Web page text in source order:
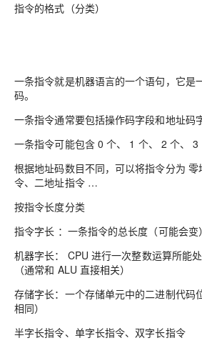
指令的格式（分类）
一条指令就是机器语言的一个语句，它是
码。
一条指令通常要包括操作码字段和地址码
一条指令可能包含 0 个、 1 个、 2 个、
根据地址码数目不同，可以将指令分为
令、二地址指令 …
按指令长度分类
指令字长 ：一条指令的总长度（可能会变）
机器字长： CPU 进行一次整数运算所能
（通常和 ALU 直接相关）
存储字长：一个存储单元中的二进制代码
相同）
半字长指令、单字长指令、双字长指令